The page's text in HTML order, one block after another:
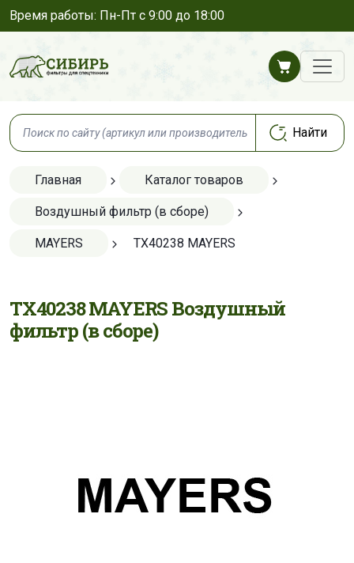
Время работы: Пн-Пт с 9:00 до 18:00
Главная Каталог товаров
Воздушный фильтр (в сборе)
MAYERS TX40238 MAYERS
TX40238 MAYERS Воздушный
фильтр (в сборе)